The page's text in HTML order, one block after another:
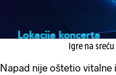
Igre na
Napad nije oštetio vitalne